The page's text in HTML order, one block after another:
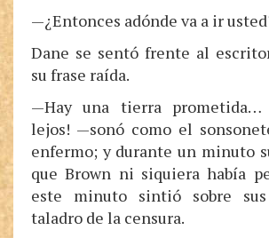
—¿Entonces adónde va a ir
Dane se sentó frente al
su frase raída.
—Hay una tierra prometida…
lejos! —sonó como el
enfermo; y durante un minuto
que Brown ni siquiera había
este minuto sintió sobre
taladro de la censura.